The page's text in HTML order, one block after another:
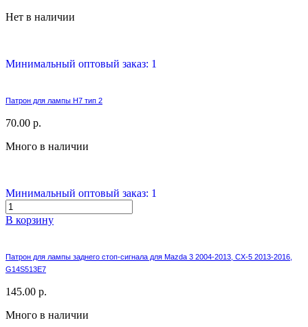
Нет в наличии
Минимальный оптовый заказ: 1
Патрон для лампы H7 тип 2
70.00 р.
Много в наличии
Минимальный оптовый заказ: 1
В корзину
Патрон для лампы заднего стоп-сигнала для Mazda 3 2004-2013, CX-5 2013-2016,
G14S513E7
145.00 р.
Много в наличии